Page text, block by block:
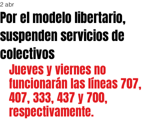
Por el modelo libertario,
suspenden servicios de
colectivos
2 abr
Jueves y viernes no
funcionarán las líneas 707,
407, 333, 437 y 700,
respectivamente.